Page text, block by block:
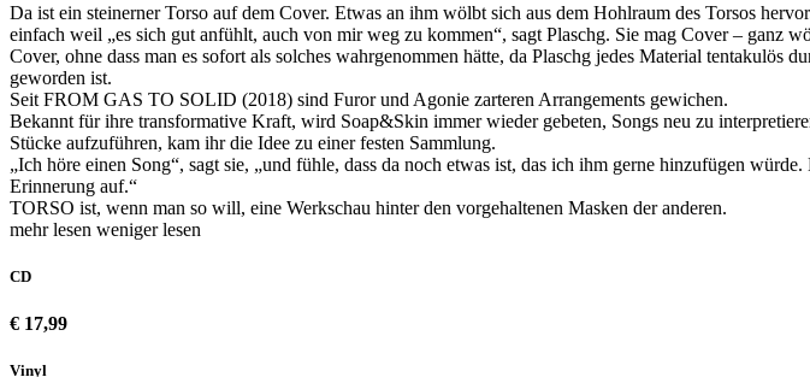
Da ist ein steinerner Torso auf dem Cover. Etwas an ihm wölbt sich aus dem Hohlraum des Torsos
einfach weil „es sich gut anfühlt, auch von mir weg zu kommen“, sagt Plaschg. Sie mag Cover –
Cover, ohne dass man es sofort als solches wahrgenommen hätte, da Plaschg jedes Material tentakulös
geworden ist.
Seit FROM GAS TO SOLID (2018) sind Furor und Agonie zarteren Arrangements gewichen.
Bekannt für ihre transformative Kraft, wird Soap&Skin immer wieder gebeten, Songs neu zu
Stücke aufzuführen, kam ihr die Idee zu einer festen Sammlung.
„Ich höre einen Song“, sagt sie, „und fühle, dass da noch etwas ist, das ich ihm gerne hinzufügen
Erinnerung auf.“
TORSO ist, wenn man so will, eine Werkschau hinter den vorgehaltenen Masken der anderen.
mehr lesen weniger lesen
CD
€ 17,99
Vinyl